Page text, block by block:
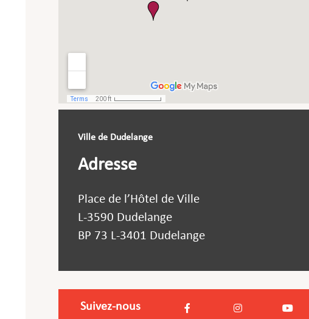
Ville de Dudelange
Adresse
Place de l’Hôtel de Ville
L-3590 Dudelange
BP 73 L-3401 Dudelange
Suivez-nous